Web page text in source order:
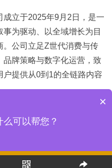
立于2025年9月2日，是一
为驱动、以全域增长为目
。公司立足Z世代消费与传
牌策略与数字化运营，致
提供从0到1的全链路内容
×
可以帮您？